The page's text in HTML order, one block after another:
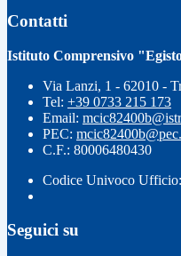
Contatti
Istituto Comprensivo
Via Lanzi, 1 - 62010 -
Tel: +39 0733 215 173
Email:
PEC:
C.F.: 80006480430
Codice Univoco
Seguici su